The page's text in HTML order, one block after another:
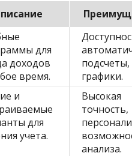
для
доходов
время.
подсчеты,
графики.
и
для
учета.
Высокая
точность,
анализа.